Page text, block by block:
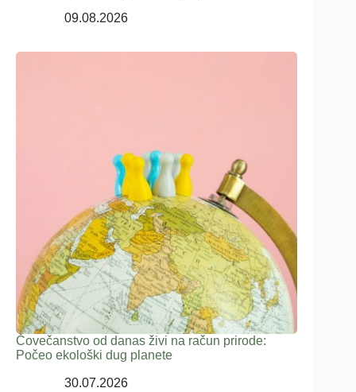
09.08.2026
Čovečanstvo od danas živi na račun prirode:
Počeo ekološki dug planete
30.07.2026